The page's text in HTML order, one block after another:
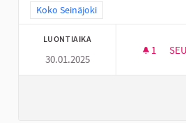
Rajaa tulokset teeman mukaan:
Koko Seinäjoki
LUONTIAIKA
30.01.2025
1 1